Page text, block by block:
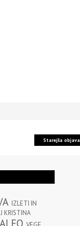
Starejša objava
IZLETI IN
KRISTINA